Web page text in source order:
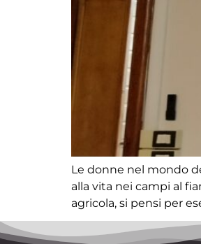
Le donne nel mondo
alla vita nei campi al
agricola, si pensi per